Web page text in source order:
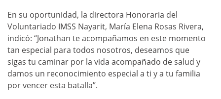
En su oportunidad, la directora Honoraria del
Voluntariado IMSS Nayarit, María Elena Rosas Rivera,
indicó: “Jonathan te acompañamos en este momento
tan especial para todos nosotros, deseamos que
sigas tu caminar por la vida acompañado de salud y
damos un reconocimiento especial a ti y a tu familia
por vencer esta batalla”.